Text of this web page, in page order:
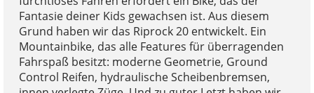
Fantasie deiner Kids gewachsen ist. Aus diesem
Grund haben wir das Riprock 20 entwickelt. Ein
Mountainbike, das alle Features für überragenden
Fahrspaß besitzt: moderne Geometrie, Ground
Control Reifen, hydraulische Scheibenbremsen,